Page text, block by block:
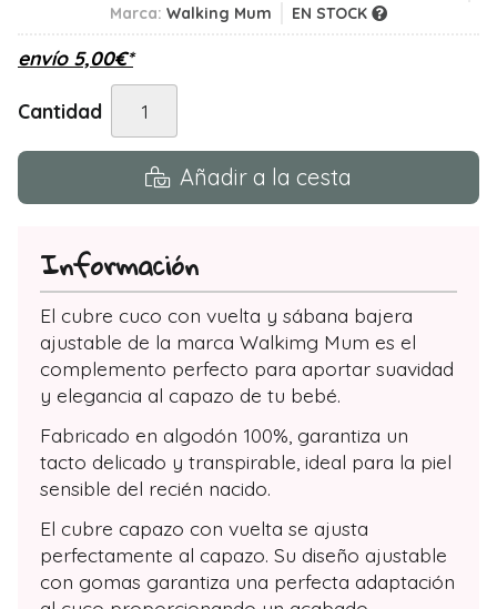
Marca: Walking Mum EN STOCK
envío 5,00€*
Cantidad
Añadir a la cesta
Información
El cubre cuco con vuelta y sábana bajera
ajustable de la marca Walkimg Mum es el
complemento perfecto para aportar suavidad
y elegancia al capazo de tu bebé.
Fabricado en algodón 100%, garantiza un
tacto delicado y transpirable, ideal para la piel
sensible del recién nacido.
El cubre capazo con vuelta se ajusta
perfectamente al capazo. Su diseño ajustable
con gomas garantiza una perfecta adaptación